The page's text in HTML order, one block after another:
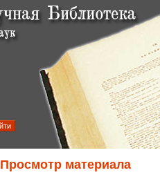
Просмотр материала